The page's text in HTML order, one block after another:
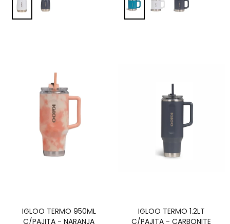
IGLOO TERMO 950ML
C/PAJITA - NARANJA
IGLOO TERMO 1.2LT
C/PAJITA - CARBONITE